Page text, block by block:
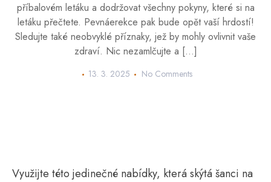
příbalovém letáku a dodržovat všechny pokyny, které si na
letáku přečtete. Pevnáerekce pak bude opět vaší hrdostí!
Sledujte také neobvyklé příznaky, jež by mohly ovlivnit vaše
zdraví. Nic nezamlčujte a […]
13. 3. 2025 No Comments
Využijte této jedinečné nabídky, která skýtá šanci na